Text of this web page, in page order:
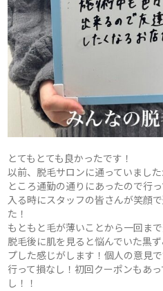
とてもとても良かったです！
以前、脱毛サロンに通っていまし
ところ通勤の通りにあったので行っ
入る時にスタッフの皆さんが笑顔
た！
もともと毛が薄いことから一回ま
脱毛後に肌を見ると悩んでいた黒
プした感じがします！個人の意見で
行って損なし！初回クーポンもあ
し！！